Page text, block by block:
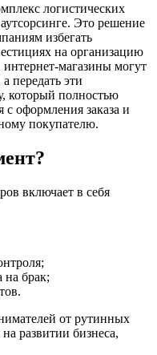
логистических
Это решение
избегать
на организацию
магазины могут
передать эти
который полностью
с оформления заказа и
покупателю.
включает в себя
на брак;
от рутинных
развитии бизнеса,